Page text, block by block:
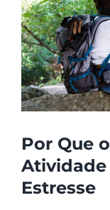
Por Que
Atividade
Estresse